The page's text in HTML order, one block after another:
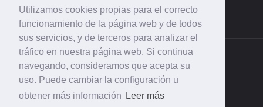
Utilizamos cookies propias para el correcto
funcionamiento de la página web y de todos
sus servicios, y de terceros para analizar el
tráfico en nuestra página web. Si continua
navegando, consideramos que acepta su
uso. Puede cambiar la configuración u
obtener más información
Leer más